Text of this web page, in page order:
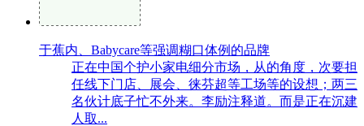
于蕉内、Babycare等强调糊口体例的品牌
正在中国个护小家电细分市场，从的角度，次要担
任线下门店、展会、徕芬超等工场等的设想；两三
名伙计底子忙不外来。李励注释道。而是正在沉建
人取...